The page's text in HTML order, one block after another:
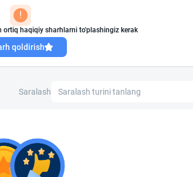
!
ortiq haqiqiy sharhlarni to'plashingiz kerak
qoldirish
Saralash Saralash turini tanlang